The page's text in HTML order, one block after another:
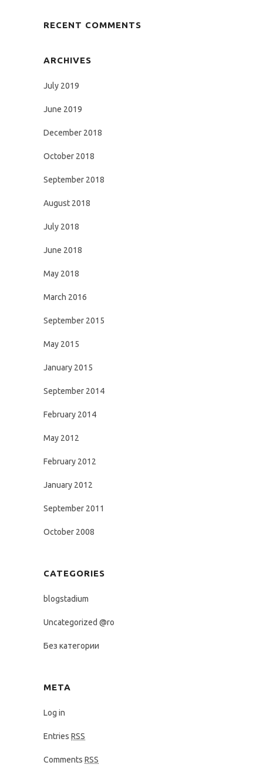
RECENT COMMENTS
ARCHIVES
July 2019
June 2019
December 2018
October 2018
September 2018
August 2018
July 2018
June 2018
May 2018
March 2016
September 2015
May 2015
January 2015
September 2014
February 2014
May 2012
February 2012
January 2012
September 2011
October 2008
CATEGORIES
blogstadium
Uncategorized @ro
Без категории
META
Log in
Entries RSS
Comments RSS